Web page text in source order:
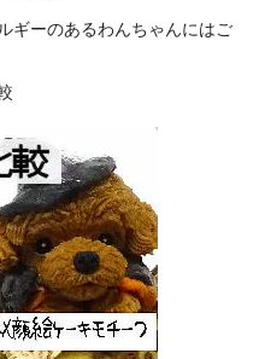
ギーのあるわんちゃんにはご